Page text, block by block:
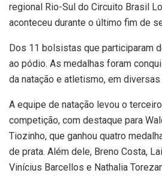
regional Rio-Sul do Circuito Brasil
aconteceu durante o último fim de
Dos 11 bolsistas que participaram
ao pódio. As medalhas foram
da natação e atletismo, em
A equipe de natação levou o
competição, com destaque para
Tiozinho, que ganhou quatro
de prata. Além dele, Breno Costa,
Vinícius Barcellos e Nathalia